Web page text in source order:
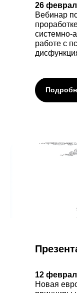
26
Вебинар
системно-
работе с
12
Новая